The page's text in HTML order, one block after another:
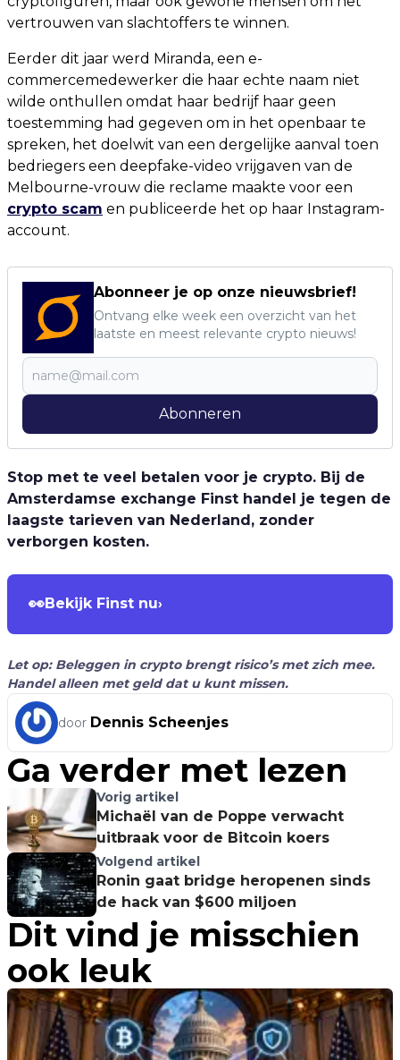
vertrouwen van slachtoffers te winnen.
Eerder dit jaar werd Miranda, een e-
commercemedewerker die haar echte naam niet
wilde onthullen omdat haar bedrijf haar geen
toestemming had gegeven om in het openbaar te
spreken, het doelwit van een dergelijke aanval toen
bedriegers een deepfake-video vrijgaven van de
Melbourne-vrouw die reclame maakte voor een
crypto scam en publiceerde het op haar Instagram-
account.
Abonneer je op onze nieuwsbrief!
Ontvang elke week een overzicht van het
laatste en meest relevante crypto nieuws!
Abonneren
Stop met te veel betalen voor je crypto. Bij de
Amsterdamse exchange Finst handel je tegen de
laagste tarieven van Nederland, zonder
verborgen kosten.
👀Bekijk Finst nu›
Let op: Beleggen in crypto brengt risico’s met zich mee.
Handel alleen met geld dat u kunt missen.
door Dennis Scheenjes
Ga verder met lezen
Vorig artikel
Michaël van de Poppe verwacht
uitbraak voor de Bitcoin koers
Volgend artikel
Ronin gaat bridge heropenen sinds
de hack van $600 miljoen
Dit vind je misschien
ook leuk